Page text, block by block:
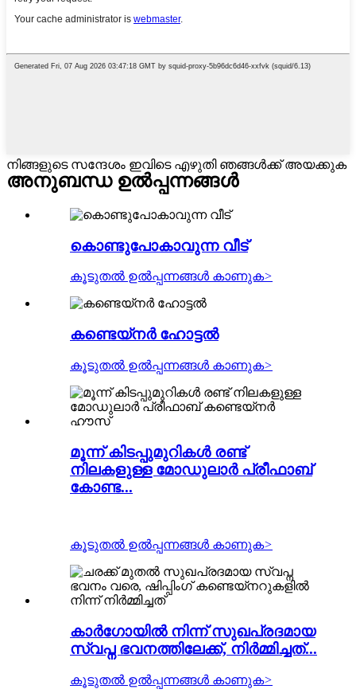
നിങ്ങളുടെ സന്ദേശം ഇവിടെ എഴുതി ഞങ്ങൾക്ക് അയക്കുക
അനുബന്ധ ഉൽപ്പന്നങ്ങൾ
കൊണ്ടുപോകാവുന്ന വീട്
കൂടുതൽ ഉൽപ്പന്നങ്ങൾ കാണുക>
കണ്ടെയ്നർ ഹോട്ടൽ
കൂടുതൽ ഉൽപ്പന്നങ്ങൾ കാണുക>
മൂന്ന് കിടപ്പുമുറികൾ രണ്ട്
നിലകളുള്ള മോഡുലാർ പ്രീഫാബ്
കോണ്ട...
കൂടുതൽ ഉൽപ്പന്നങ്ങൾ കാണുക>
കാർഗോയിൽ നിന്ന് സുഖപ്രദമായ
സ്വപ്ന ഭവനത്തിലേക്ക്, നിർമ്മിച്ചത്...
കൂടുതൽ ഉൽപ്പന്നങ്ങൾ കാണുക>